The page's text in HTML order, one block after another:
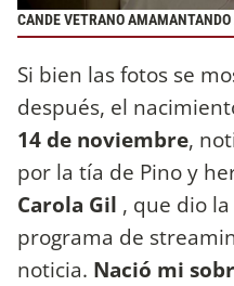
CANDE VETRANO AMAMANTANDO
Si bien las fotos se
después, el
14 de noviembre,
por la tía de Pino y
Carola Gil , que dio
programa de
noticia. Nació mi